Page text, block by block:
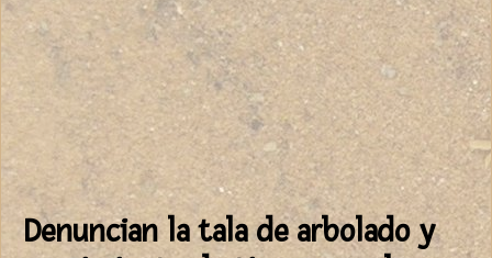
Denuncian la tala de arbolado y